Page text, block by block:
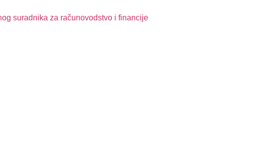
suradnika za računovodstvo i financije